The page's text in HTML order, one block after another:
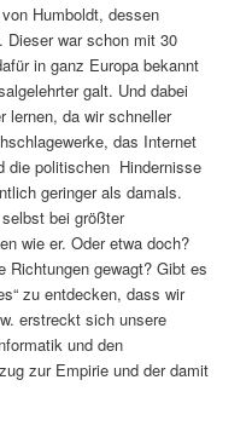
Humboldt, dessen
war schon mit 30
in ganz Europa bekannt
galt. Und dabei
lernen, da wir schneller
das Internet
die politischen Hindernisse
geringer als damals.
bei größter
wie er. Oder etwa doch?
Richtungen gewagt? Gibt es
zu entdecken, dass wir
erstreckt sich unsere
und den
zur Empirie und der damit